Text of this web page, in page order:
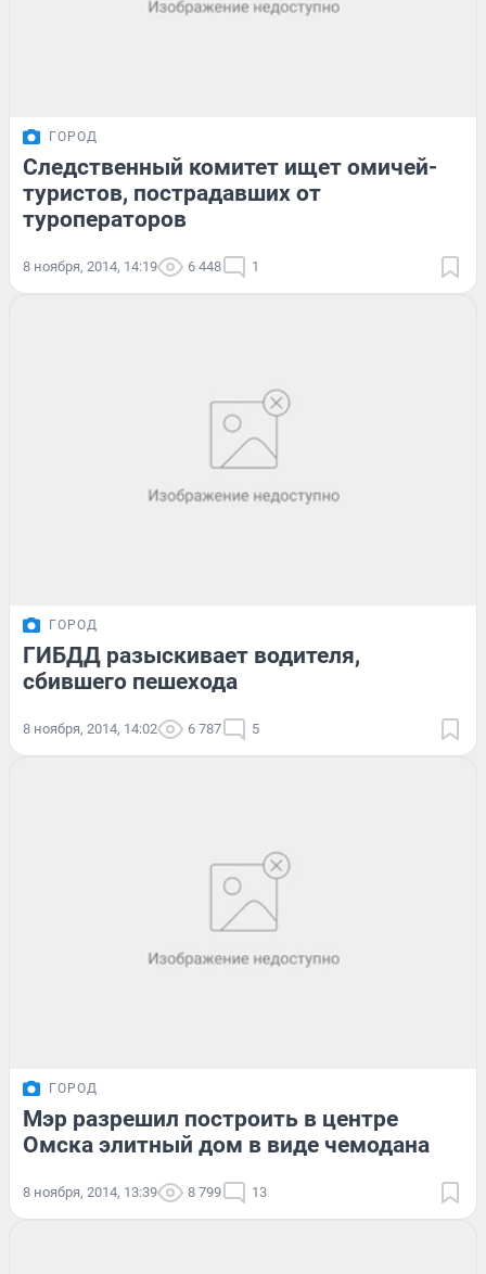
ГОРОД
Следственный комитет ищет омичей-
туристов, пострадавших от
туроператоров
8 ноября, 2014, 14:19 6 448 1
ГОРОД
ГИБДД разыскивает водителя,
сбившего пешехода
8 ноября, 2014, 14:02 6 787 5
ГОРОД
Мэр разрешил построить в центре
Омска элитный дом в виде чемодана
8 ноября, 2014, 13:39 8 799 13